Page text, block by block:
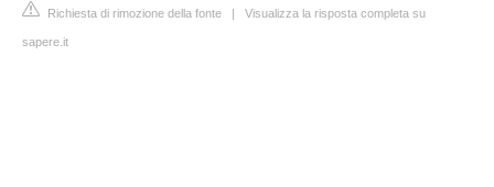
Richiesta di rimozione della fonte | Visualizza la risposta completa su
sapere.it